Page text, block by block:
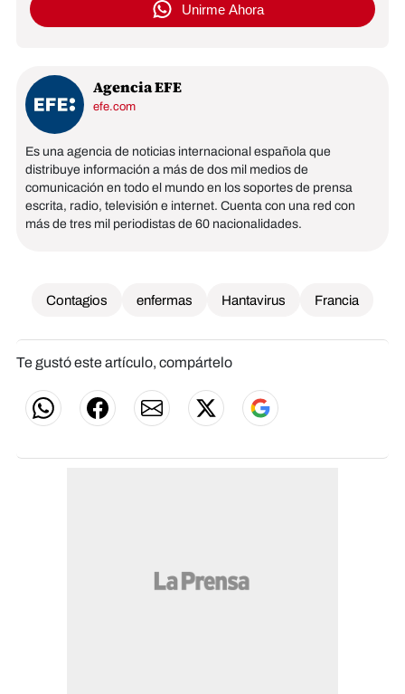
Unirme Ahora
Agencia EFE
efe.com
Es una agencia de noticias internacional española que
distribuye información a más de dos mil medios de
comunicación en todo el mundo en los soportes de prensa
escrita, radio, televisión e internet. Cuenta con una red con
más de tres mil periodistas de 60 nacionalidades.
Contagios enfermas Hantavirus Francia
Te gustó este artículo, compártelo